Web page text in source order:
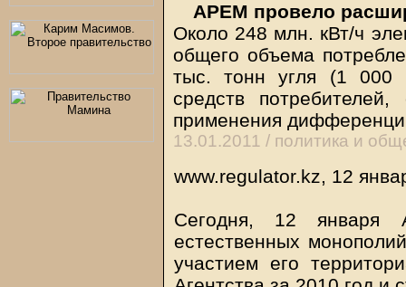
АРЕМ провело
Около 248 млн. кВт/ч
общего объема
тыс. тонн угля (1 000
средств
применения
13.01.2011 / политика и
www.regulator.kz, 12
Сегодня, 12 января
естественных
участием его